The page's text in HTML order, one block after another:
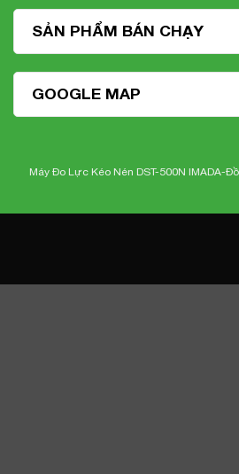
SẢN PHẨM BÁN CHẠY
GOOGLE MAP
Máy Đo Lực Kéo Nén DST-500N IMADA-Đồng